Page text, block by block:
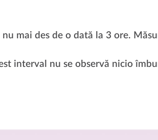
mai des de o dată la 3 ore.
interval nu se observă nicio